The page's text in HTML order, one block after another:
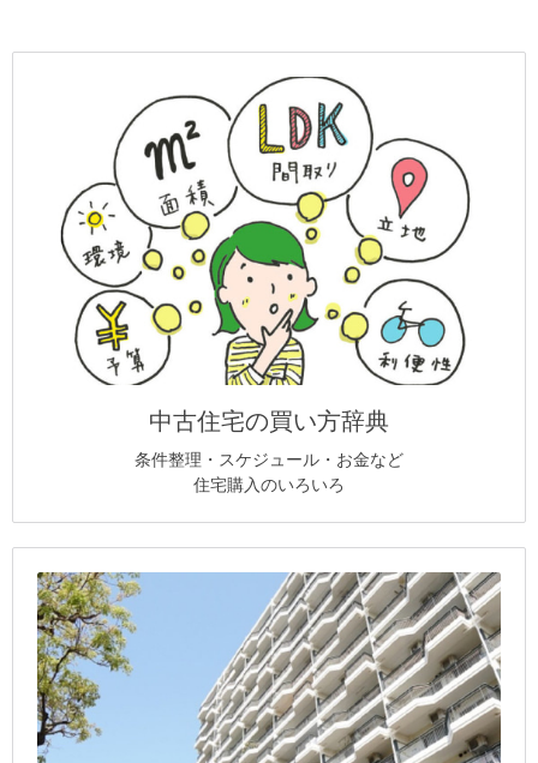
中古住宅の買い方辞典
条件整理・スケジュール・お金など
住宅購入のいろいろ